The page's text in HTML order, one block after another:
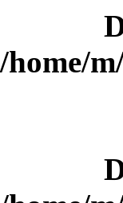
/home/